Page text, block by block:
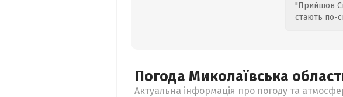
"Прийшов
стають по-
Погода Миколаївська
Актуальна інформація про погоду та